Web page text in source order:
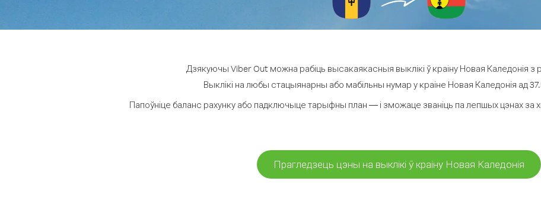
Дзякуючы Viber Out можна рабіць высакаякасныя выклікі ў краіну Новая Каледонія з
Выклікі на любы стацыянарны або мабільны нумар у краіне Новая Каледонія ад 37.5
Папоўніце баланс рахунку або падключыце тарыфны план — і зможаце званіць па лепшых цэнах за
Прагледзець цэны на выклікі ў краіну Новая Каледонія